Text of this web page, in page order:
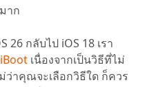
าก
26 กลับไป iOS 18 เรา
เนื่องจากเป็นวิธีที่ไม่
ว่าคุณจะเลือกวิธีใด ก็ควร